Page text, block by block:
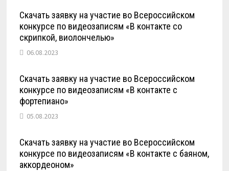
Скачать заявку на участие во Всероссийском
конкурсе по видеозаписям «В контакте со
скрипкой, виолончелью»
06.08.2023
Скачать заявку на участие во Всероссийском
конкурсе по видеозаписям «В контакте с
фортепиано»
05.08.2023
Скачать заявку на участие во Всероссийском
конкурсе по видеозаписям «В контакте с баяном,
аккордеоном»